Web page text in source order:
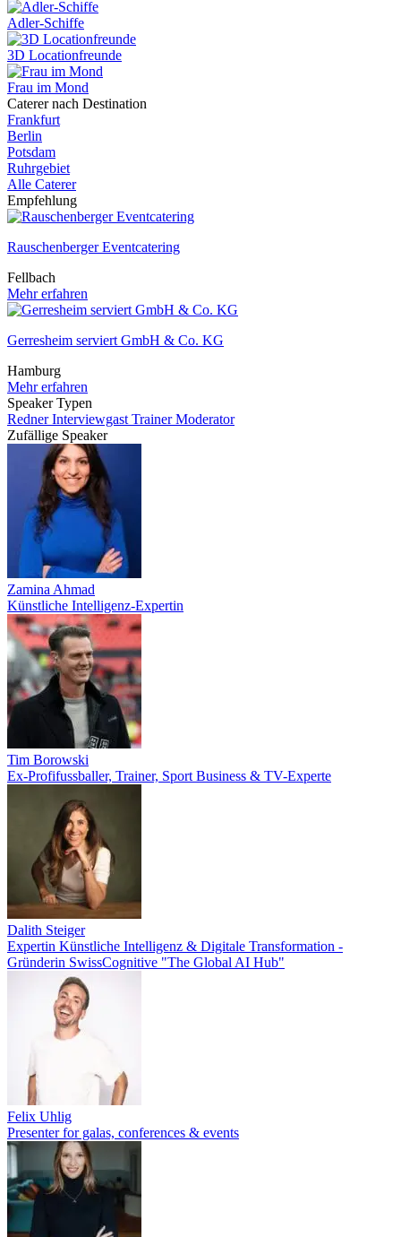
Adler-Schiffe
3D Locationfreunde
Frau im Mond
Caterer nach Destination
Frankfurt
Berlin
Potsdam
Ruhrgebiet
Alle Caterer
Empfehlung
Rauschenberger Eventcatering
Fellbach
Mehr erfahren
Gerresheim serviert GmbH & Co. KG
Hamburg
Mehr erfahren
Speaker Typen
RednerInterviewgast TrainerModerator
Zufällige Speaker
Zamina Ahmad
Künstliche Intelligenz-Expertin
Tim Borowski
Ex-Profifussballer, Trainer, Sport Business & TV-Experte
Dalith Steiger
Expertin Künstliche Intelligenz & Digitale Transformation -
Gründerin SwissCognitive "The Global AI Hub"
Felix Uhlig
Presenter for galas, conferences & events